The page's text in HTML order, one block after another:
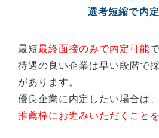
選考短縮で内
最短最終面接のみで内定可能
待遇の良い企業は早い段階で
があります。
優良企業に内定したい場合は
推薦枠にお進みいただくこと